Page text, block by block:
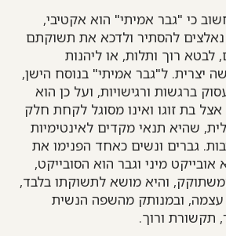
כי "גבר אמיתי" הוא אקטיבי,
להסתיר ולדכא את תשוקתם
לבטא רוך ותלות, או ליהנות
יצרית. ל"גבר אמיתי" בנוסח הישן,
ברגשות ורגישויות, ועל כן הוא
בת זוגו ואינו מסוגל לקחת חלק
שהיא תנאי מקדים לאינטימיות
גברים ונשים כאחד הפנימו את
מיני וגבר הוא הסובייקט,
והיא מושא לתשוקתו בלבד,
ובמנותק מהשפה הנשית
ורוך.